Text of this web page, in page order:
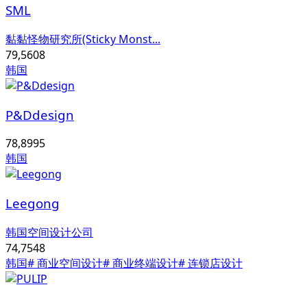
SML
黏黏怪物研究所(Sticky Monst...
79,5608
韩国
P&Ddesign
78,8995
韩国
Leegong
韩国空间设计公司
74,7548
韩国# 商业空间设计# 商业终端设计# 连锁店设计